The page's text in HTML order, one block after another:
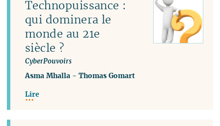
Technopuissance :
qui dominera le
monde au 21e
siècle ?
CyberPouvoirs
Asma Mhalla -Thomas Gomart
Lire